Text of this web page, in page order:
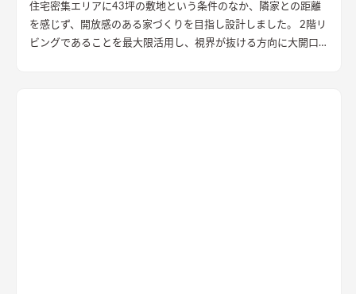
住宅密集エリアに43坪の敷地という条件のなか、隣家との距離
を感じず、開放感のある家づくりを目指し設計しました。 2階リ
ビングであることを最大限活用し、視界が抜ける方向に大開口